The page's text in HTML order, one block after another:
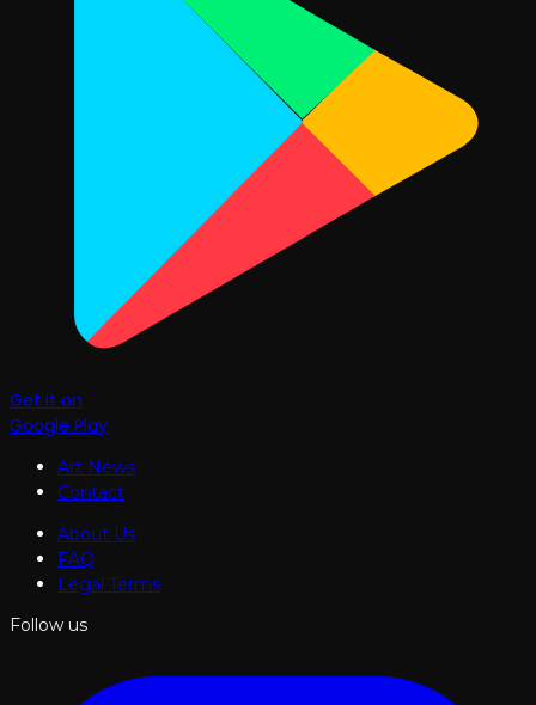
Get it on
Google Play
Art News
Contact
About Us
FAQ
Legal Terms
Follow us